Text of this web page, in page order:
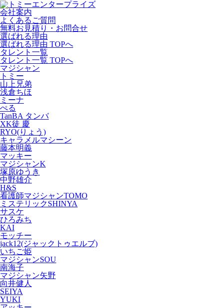
会社案内
よくあるご質問
無料お見積り・お問合せ
選ばれる理由
選ばれる理由 TOPへ
タレント一覧
タレント一覧 TOPへ
マジシャン
トミー
山上兄弟
浅倉ちほ
ミーナ
ぺる
TanBA タンバ
XK徒 慶
RYO(りょう)
キャラメルマシーン
藤本明義
マッキー
マジシャンK
塚原ゆうき
中野雄介
H&S
看護師マジシャンTOMO
ミステリックSHINYA
サスケ
ひろみち
KAI
モッチー
jack12(ジャックトゥエルブ)
いちご姫
マジシャンSOU
南海子
マジシャン矢野
向井健人
SEIYA
YUKI